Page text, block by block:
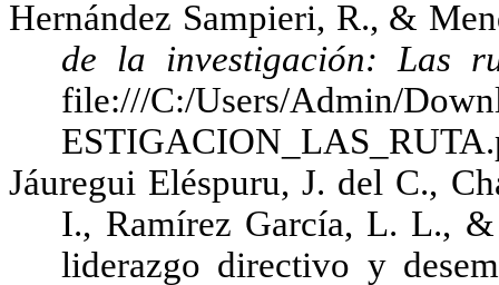
Hernández Sampieri, R., &
de la investigación: Las
file:///C:/Users/Admin/
Jáuregui Eléspuru, J. del C.,
I., Ramírez García, L. L.,
liderazgo directivo y